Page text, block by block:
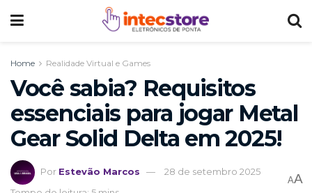
Home Realidade Virtual e Games
Você sabia? Requisitos
essenciais para jogar Metal
Gear Solid Delta em 2025!
Por Estevão Marcos
28 de setembro 2025
AA